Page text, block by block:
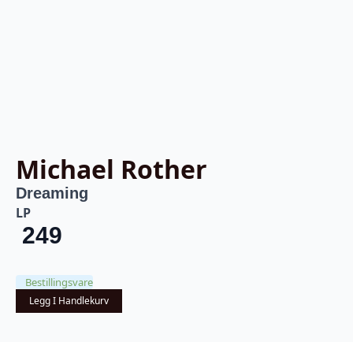
Michael Rother
Dreaming
LP
249
Bestillingsvare
Legg I Handlekurv